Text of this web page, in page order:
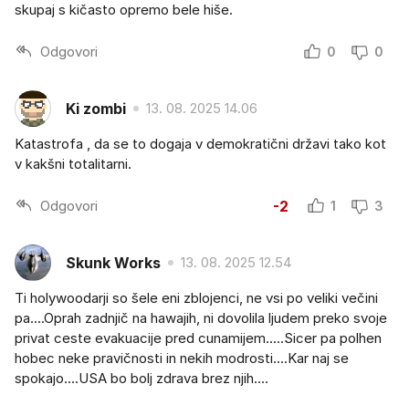
skupaj s kičasto opremo bele hiše.
Odgovori 0 0
Ki zombi 13. 08. 2025 14.06
Katastrofa , da se to dogaja v demokratični državi tako kot
v kakšni totalitarni.
Odgovori -2 1 3
Skunk Works 13. 08. 2025 12.54
Ti holywoodarji so šele eni zblojenci, ne vsi po veliki večini
pa....Oprah zadnjič na hawajih, ni dovolila ljudem preko svoje
privat ceste evakuacije pred cunamijem.....Sicer pa polhen
hobec neke pravičnosti in nekih modrosti....Kar naj se
spokajo....USA bo bolj zdrava brez njih....